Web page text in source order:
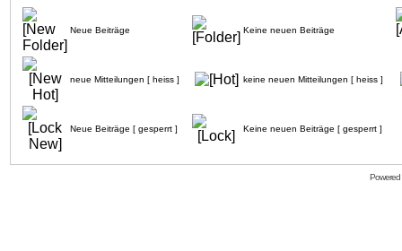
Neue Beiträge Keine neuen Beiträge
neue Mitteilungen [ heiss ] keine neuen Mitteilungen [ heiss ]
Neue Beiträge [ gesperrt ] Keine neuen Beiträge [ gesperrt ]